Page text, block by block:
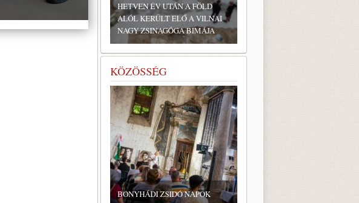
HETVEN ÉV UTÁN A FÖLD
ALÓL KERÜLT ELŐ A VILNAI
NAGY ZSINAGÓGA BIMÁJA
KÖZÖSSÉG
BONYHÁDI ZSIDÓ NAPOK